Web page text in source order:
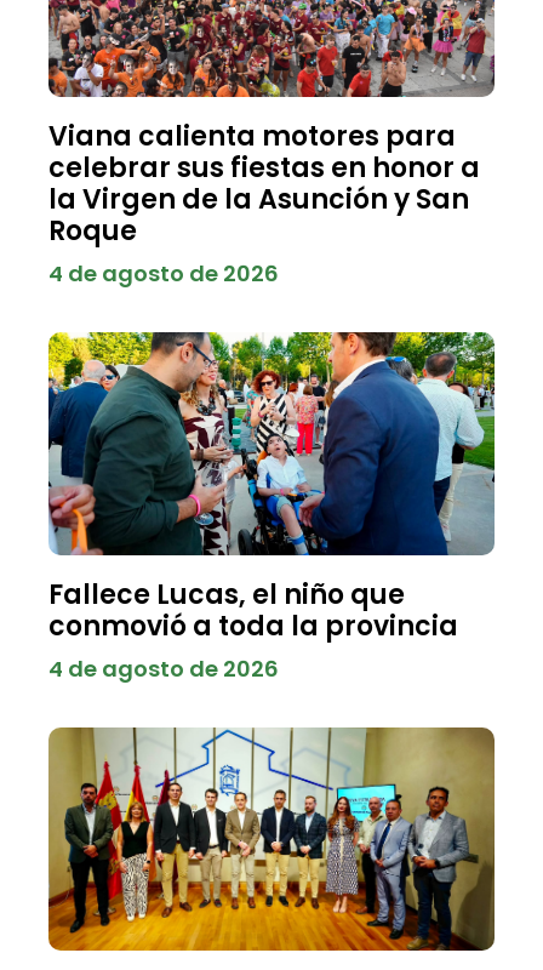
Viana calienta motores para
celebrar sus fiestas en honor a
la Virgen de la Asunción y San
Roque
4 de agosto de 2026
Fallece Lucas, el niño que
conmovió a toda la provincia
4 de agosto de 2026